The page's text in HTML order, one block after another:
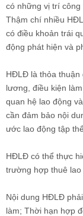
có những vị trí công
Thậm chí nhiều
có điều khoản trái
động phát hiện và
HĐLĐ là thỏa thuận
lương, điều kiện
quan hệ lao động
cần đảm bảo nội
ước lao động tập
HĐLĐ có thể thực
trường hợp thuê lao
Nội dung HĐLĐ
làm; Thời hạn hợp